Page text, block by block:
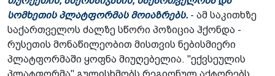
სომხეთის პლატფორმას მოიაზრებს. - ამ საკითხზე
საქართველოს ძალზე სწორი პოზიცია ჰქონდა -
რუსეთის მონაწილეობით მისთვის ნებისმიერი
პლატფორმაში ყოფნა მიუღებელია. "ექვსეულის